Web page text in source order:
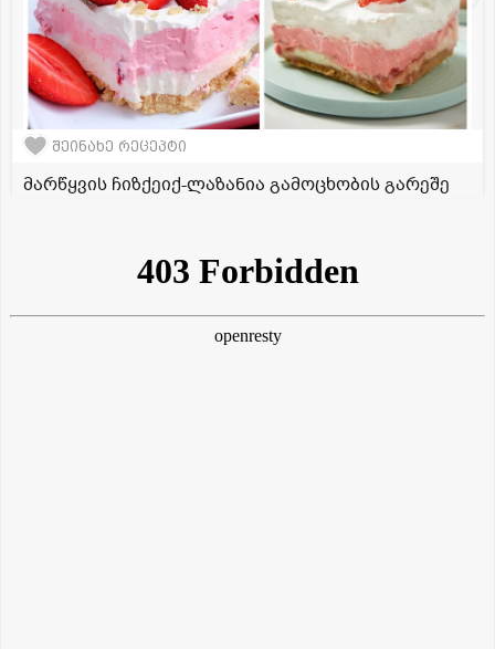
შეინახე რეცეპტი
მარწყვის ჩიზქეიქ-ლაზანია გამოცხობის გარეშე